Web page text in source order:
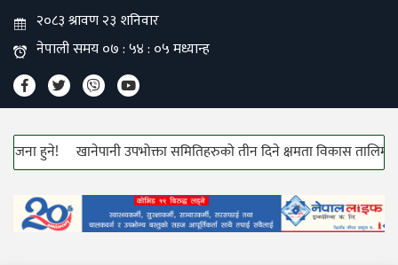
हुने! खानेपानी उपभोक्ता समितिहरुको तीन दिने क्षमता विकास तालिम सुरु!